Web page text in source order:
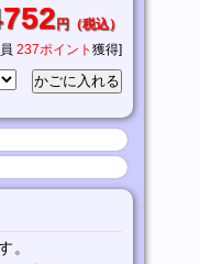
円（税込）
237ポイント 獲得]
。